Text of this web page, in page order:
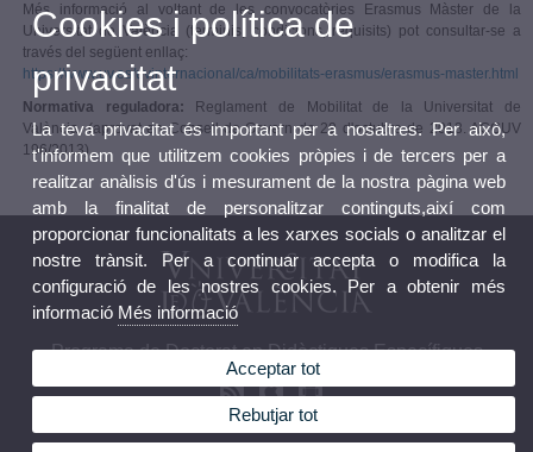
Més informació al voltant de les convocatòries Erasmus Màster de la
Universitat de València (terminis, condicions, requisits) pot consultar-se a
través del següent enllaç:
https://www.uv.es/uvinternacional/ca/mobilitats-erasmus/erasmus-master.html
Normativa reguladora: Reglament de Mobilitat de la Universitat de
València, (aprovat en Consell de Govern de 29 d'octubre de 2013. ACGUV
196/2013).
Programa de Doctorat en Didàctiques Específiques
Cookies i política de
privacitat
La teva privacitat és important per a nosaltres. Per això,
t'informem que utilitzem cookies pròpies i de tercers per a
realitzar anàlisis d'ús i mesurament de la nostra pàgina web
amb la finalitat de personalitzar continguts,així com
proporcionar funcionalitats a les xarxes socials o analitzar el
nostre trànsit. Per a continuar accepta o modifica la
configuració de les nostres cookies. Per a obtenir més
informació Més informació
Acceptar tot
Rebutjar tot